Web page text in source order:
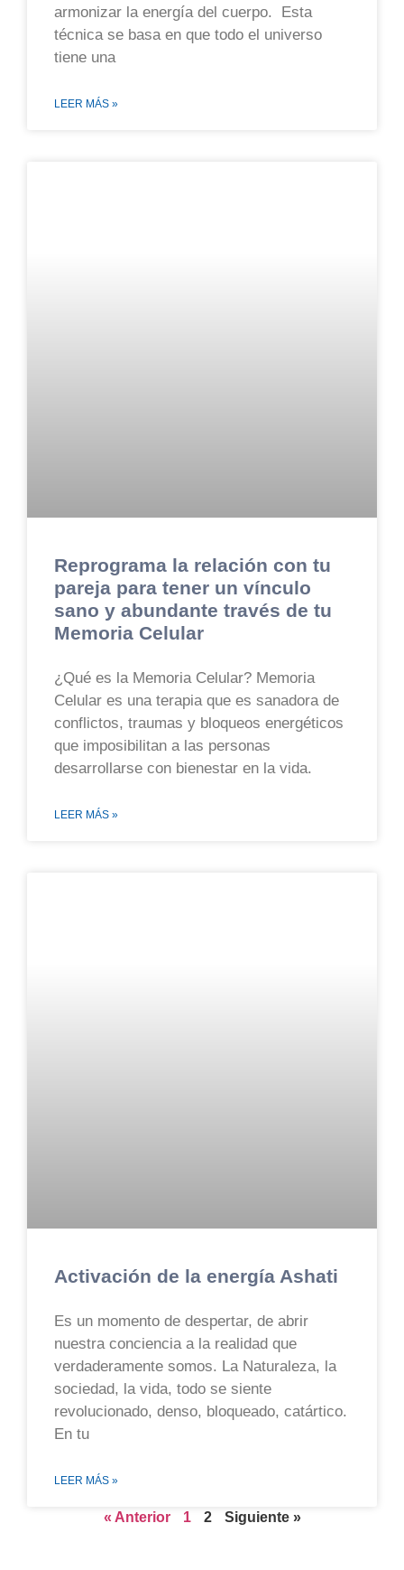
armonizar la energía del cuerpo. Esta
técnica se basa en que todo el universo
tiene una
LEER MÁS »
Reprograma la relación con tu
pareja para tener un vínculo
sano y abundante través de tu
Memoria Celular
¿Qué es la Memoria Celular? Memoria
Celular es una terapia que es sanadora de
conflictos, traumas y bloqueos energéticos
que imposibilitan a las personas
desarrollarse con bienestar en la vida.
LEER MÁS »
Activación de la energía Ashati
Es un momento de despertar, de abrir
nuestra conciencia a la realidad que
verdaderamente somos. La Naturaleza, la
sociedad, la vida, todo se siente
revolucionado, denso, bloqueado, catártico.
En tu
LEER MÁS »
« Anterior 1 2 Siguiente »